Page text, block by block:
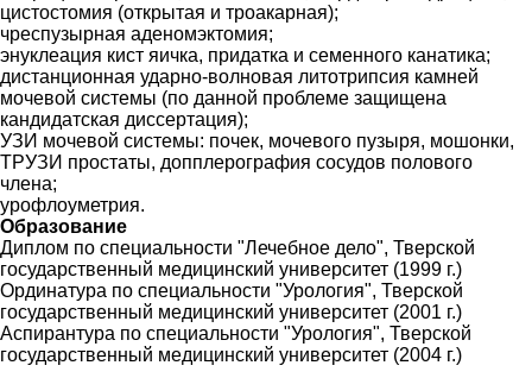
цистостомия (открытая и троакарная);
чреспузырная аденомэктомия;
энуклеация кист яичка, придатка и семенного канатика;
дистанционная ударно-волновая литотрипсия камней
мочевой системы (по данной проблеме защищена
кандидатская диссертация);
УЗИ мочевой системы: почек, мочевого пузыря, мошонки,
ТРУЗИ простаты, допплерография сосудов полового
члена;
урофлоуметрия.
Образование
Диплом по специальности "Лечебное дело", Тверской
государственный медицинский университет (1999 г.)
Ординатура по специальности "Урология", Тверской
государственный медицинский университет (2001 г.)
Аспирантура по специальности "Урология", Тверской
государственный медицинский университет (2004 г.)